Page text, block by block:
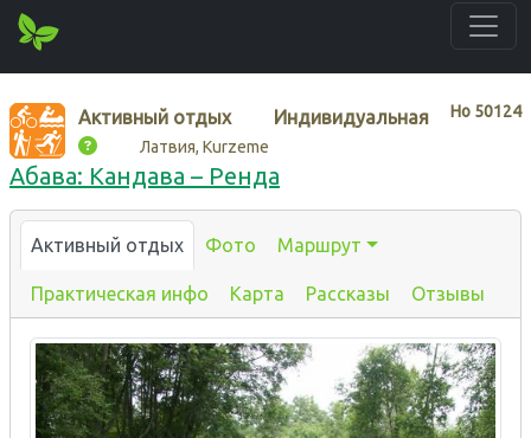
Нo 50124
Активный отдых Индивидуальная
Латвия, Kurzeme
Абава: Кандава – Ренда
Активный отдых Фото Маршрут
Практическая инфо Карта Рассказы Отзывы